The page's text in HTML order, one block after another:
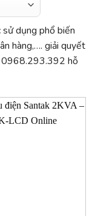
dụng phổ biến
hàng,…. giải quyết
0968.293.392 hỗ